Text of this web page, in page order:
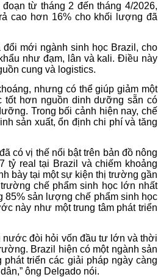
từ tháng 2 đến tháng 4/2026,
cao hơn 16% cho khối lượng đã
mới ngành sinh học Brazil, cho
như đạm, lân và kali. Điều này
cung và logistics.
nhưng có thể giúp giảm một
tốt hơn nguồn dinh dưỡng sẵn có
Trong bối cảnh hiện nay, chế
sản xuất, ổn định chi phí và tăng
có vị thế nổi bật trên bản đồ nông
tỷ real tại Brazil và chiếm khoảng
bày tại một sự kiện thị trường gần
chế phẩm sinh học lớn nhất
85% sản lượng chế phẩm sinh học
này như một trung tâm phát triển
nước đòi hỏi vốn đầu tư lớn và thời
Brazil hiện có một ngành sản
triển các giải pháp ngày càng
ông Delgado nói.